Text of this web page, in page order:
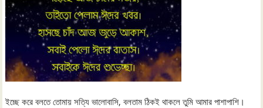
ইচ্ছে করে বলতে তোমায় সত্যি ভালোবাসি, বলতাম ঠিকই থাকলে তুমি আমার পাশাপাশি।